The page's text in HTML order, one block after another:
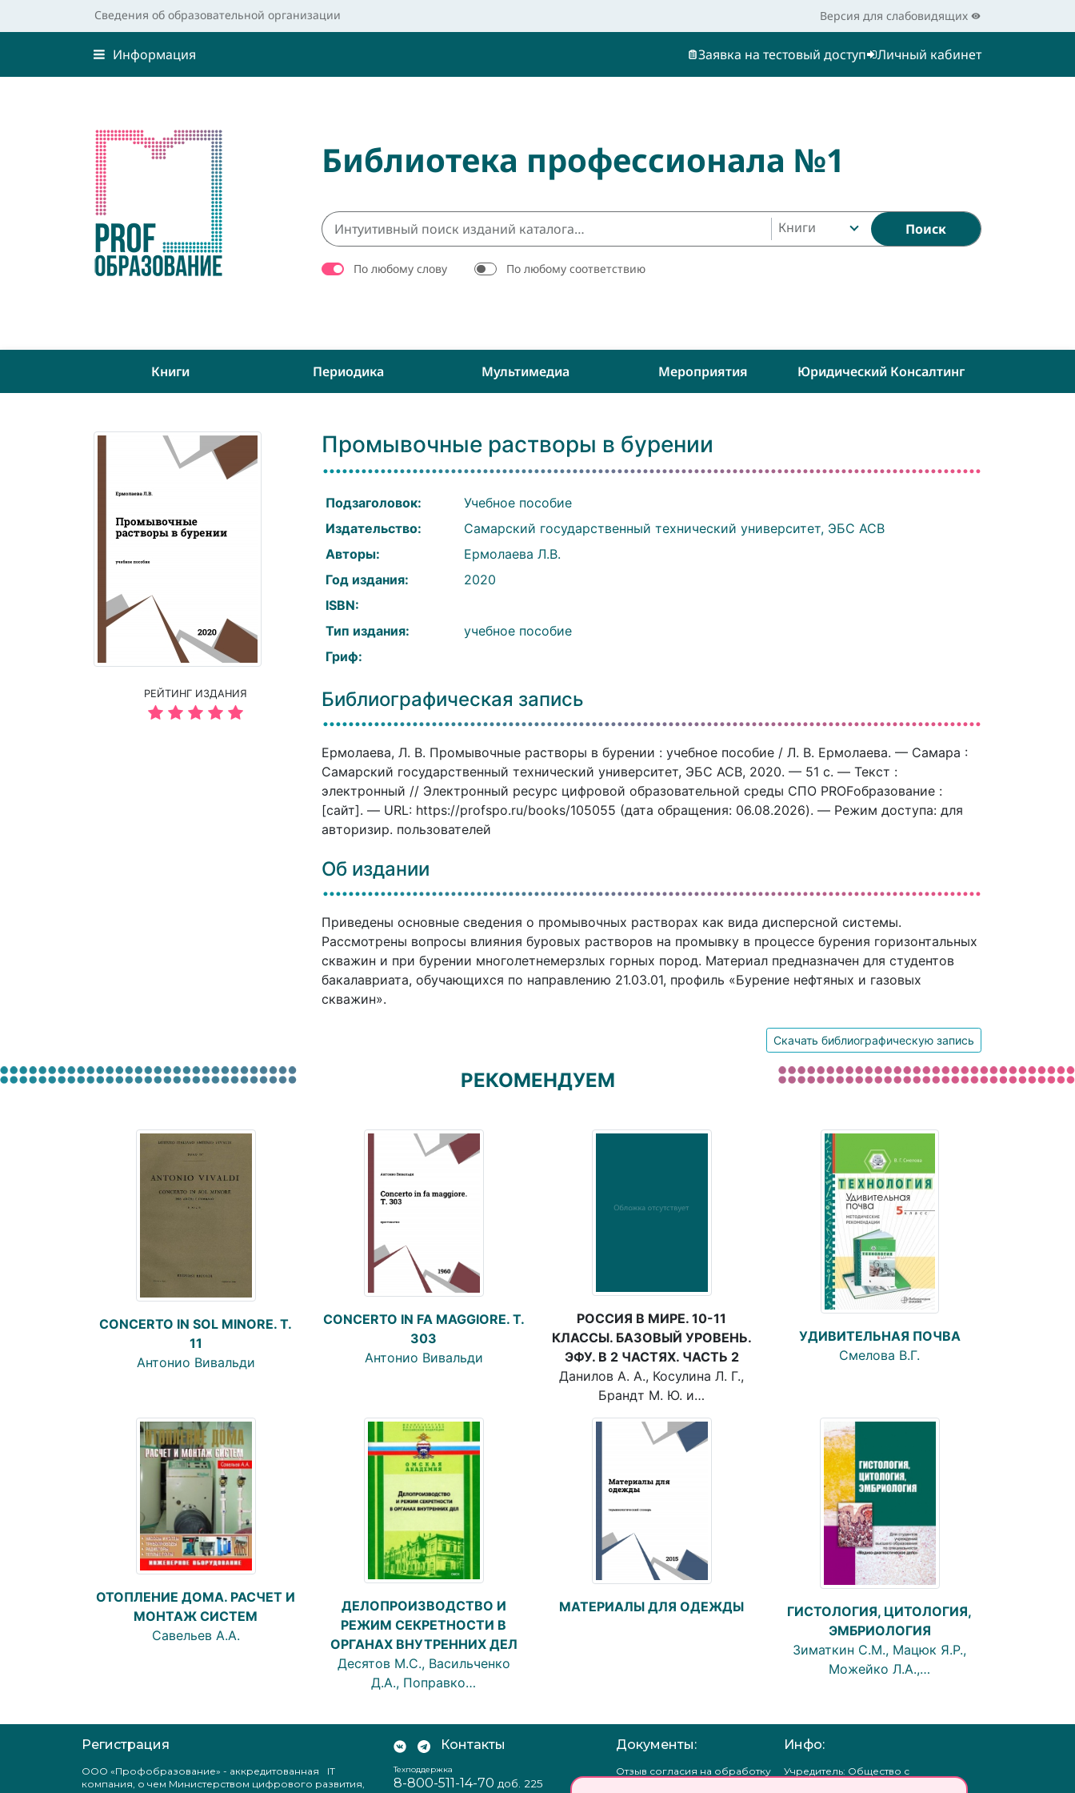
Сведения об образовательной организации Версия для слабовидящих
Информация Заявка на тестовый доступ Личный кабинет
Библиотека профессионала №1
Книги Поиск
По любому слову По любому соответствию
Книги Периодика Мультимедиа Мероприятия Юридический Консалтинг
РЕЙТИНГ ИЗДАНИЯ
Промывочные растворы в бурении
Подзаголовок:
Учебное пособие
Издательство:
Самарский государственный технический университет, ЭБС АСВ
Авторы:
Ермолаева Л.В.
Год издания:
2020
ISBN:
Тип издания:
учебное пособие
Гриф:
Библиографическая запись
Ермолаева, Л. В. Промывочные растворы в бурении : учебное пособие / Л. В. Ермолаева. — Самара :
Самарский государственный технический университет, ЭБС АСВ, 2020. — 51 c. — Текст :
электронный // Электронный ресурс цифровой образовательной среды СПО PROFобразование :
[сайт]. — URL: https://profspo.ru/books/105055 (дата обращения: 06.08.2026). — Режим доступа: для
авторизир. пользователей
Об издании
Приведены основные сведения о промывочных растворах как вида дисперсной системы.
Рассмотрены вопросы влияния буровых растворов на промывку в процессе бурения горизонтальных
скважин и при бурении многолетнемерзлых горных пород. Материал предназначен для студентов
бакалавриата, обучающихся по направлению 21.03.01, профиль «Бурение нефтяных и газовых
скважин».
Скачать библиографическую запись
РЕКОМЕНДУЕМ
CONCERTO IN SOL MINORE. Т.
11
Антонио Вивальди
CONCERTO IN FA MAGGIORE. T.
303
Антонио Вивальди
РОССИЯ В МИРЕ. 10-11
КЛАССЫ. БАЗОВЫЙ УРОВЕНЬ.
ЭФУ. В 2 ЧАСТЯХ. ЧАСТЬ 2
Данилов А. А., Косулина Л. Г.,
Брандт М. Ю. и…
УДИВИТЕЛЬНАЯ ПОЧВА
Смелова В.Г.
ОТОПЛЕНИЕ ДОМА. РАСЧЕТ И
МОНТАЖ СИСТЕМ
Савельев А.А.
ДЕЛОПРОИЗВОДСТВО И
РЕЖИМ СЕКРЕТНОСТИ В
ОРГАНАХ ВНУТРЕННИХ ДЕЛ
Десятов М.С., Васильченко
Д.А., Поправко…
МАТЕРИАЛЫ ДЛЯ ОДЕЖДЫ
ГИСТОЛОГИЯ, ЦИТОЛОГИЯ,
ЭМБРИОЛОГИЯ
Зиматкин С.М., Мацюк Я.Р.,
Можейко Л.А.,…
Регистрация
ООО «Профобразование» - аккредитованная IT
компания, о чем Министерством цифрового развития,
Контакты
Техподдержка
8-800-511-14-70 доб. 225
Документы:
Отзыв согласия на обработку
Инфо:
Учредитель: Общество с